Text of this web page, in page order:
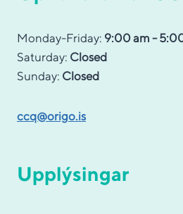
Monday-Friday: 9:00 am -
Saturday: Closed
Sunday: Closed
ccq@origo.is
Upplýsingar